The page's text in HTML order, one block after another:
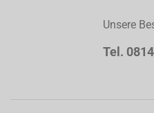
Unsere
Tel.